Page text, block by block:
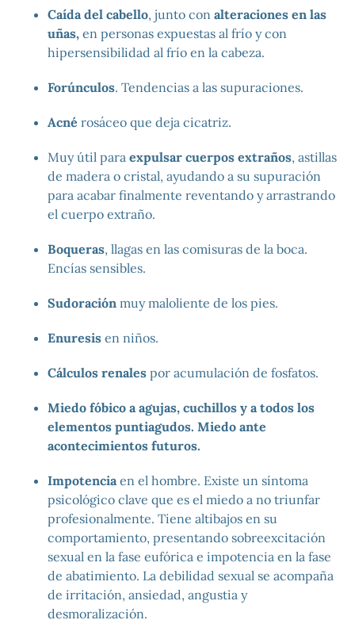
Caída del cabello, junto con alteraciones en las
uñas, en personas expuestas al frío y con
hipersensibilidad al frío en la cabeza.
Forúnculos. Tendencias a las supuraciones.
Acné rosáceo que deja cicatriz.
Muy útil para expulsar cuerpos extraños, astillas
de madera o cristal, ayudando a su supuración
para acabar finalmente reventando y arrastrando
el cuerpo extraño.
Boqueras, llagas en las comisuras de la boca.
Encías sensibles.
Sudoración muy maloliente de los pies.
Enuresis en niños.
Cálculos renales por acumulación de fosfatos.
Miedo fóbico a agujas, cuchillos y a todos los
elementos puntiagudos. Miedo ante
acontecimientos futuros.
Impotencia en el hombre. Existe un síntoma
psicológico clave que es el miedo a no triunfar
profesionalmente. Tiene altibajos en su
comportamiento, presentando sobreexcitación
sexual en la fase eufórica e impotencia en la fase
de abatimiento. La debilidad sexual se acompaña
de irritación, ansiedad, angustia y
desmoralización.